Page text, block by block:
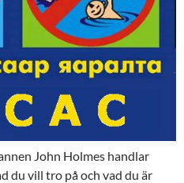
John Holmes handlar
du vill tro på och vad du är